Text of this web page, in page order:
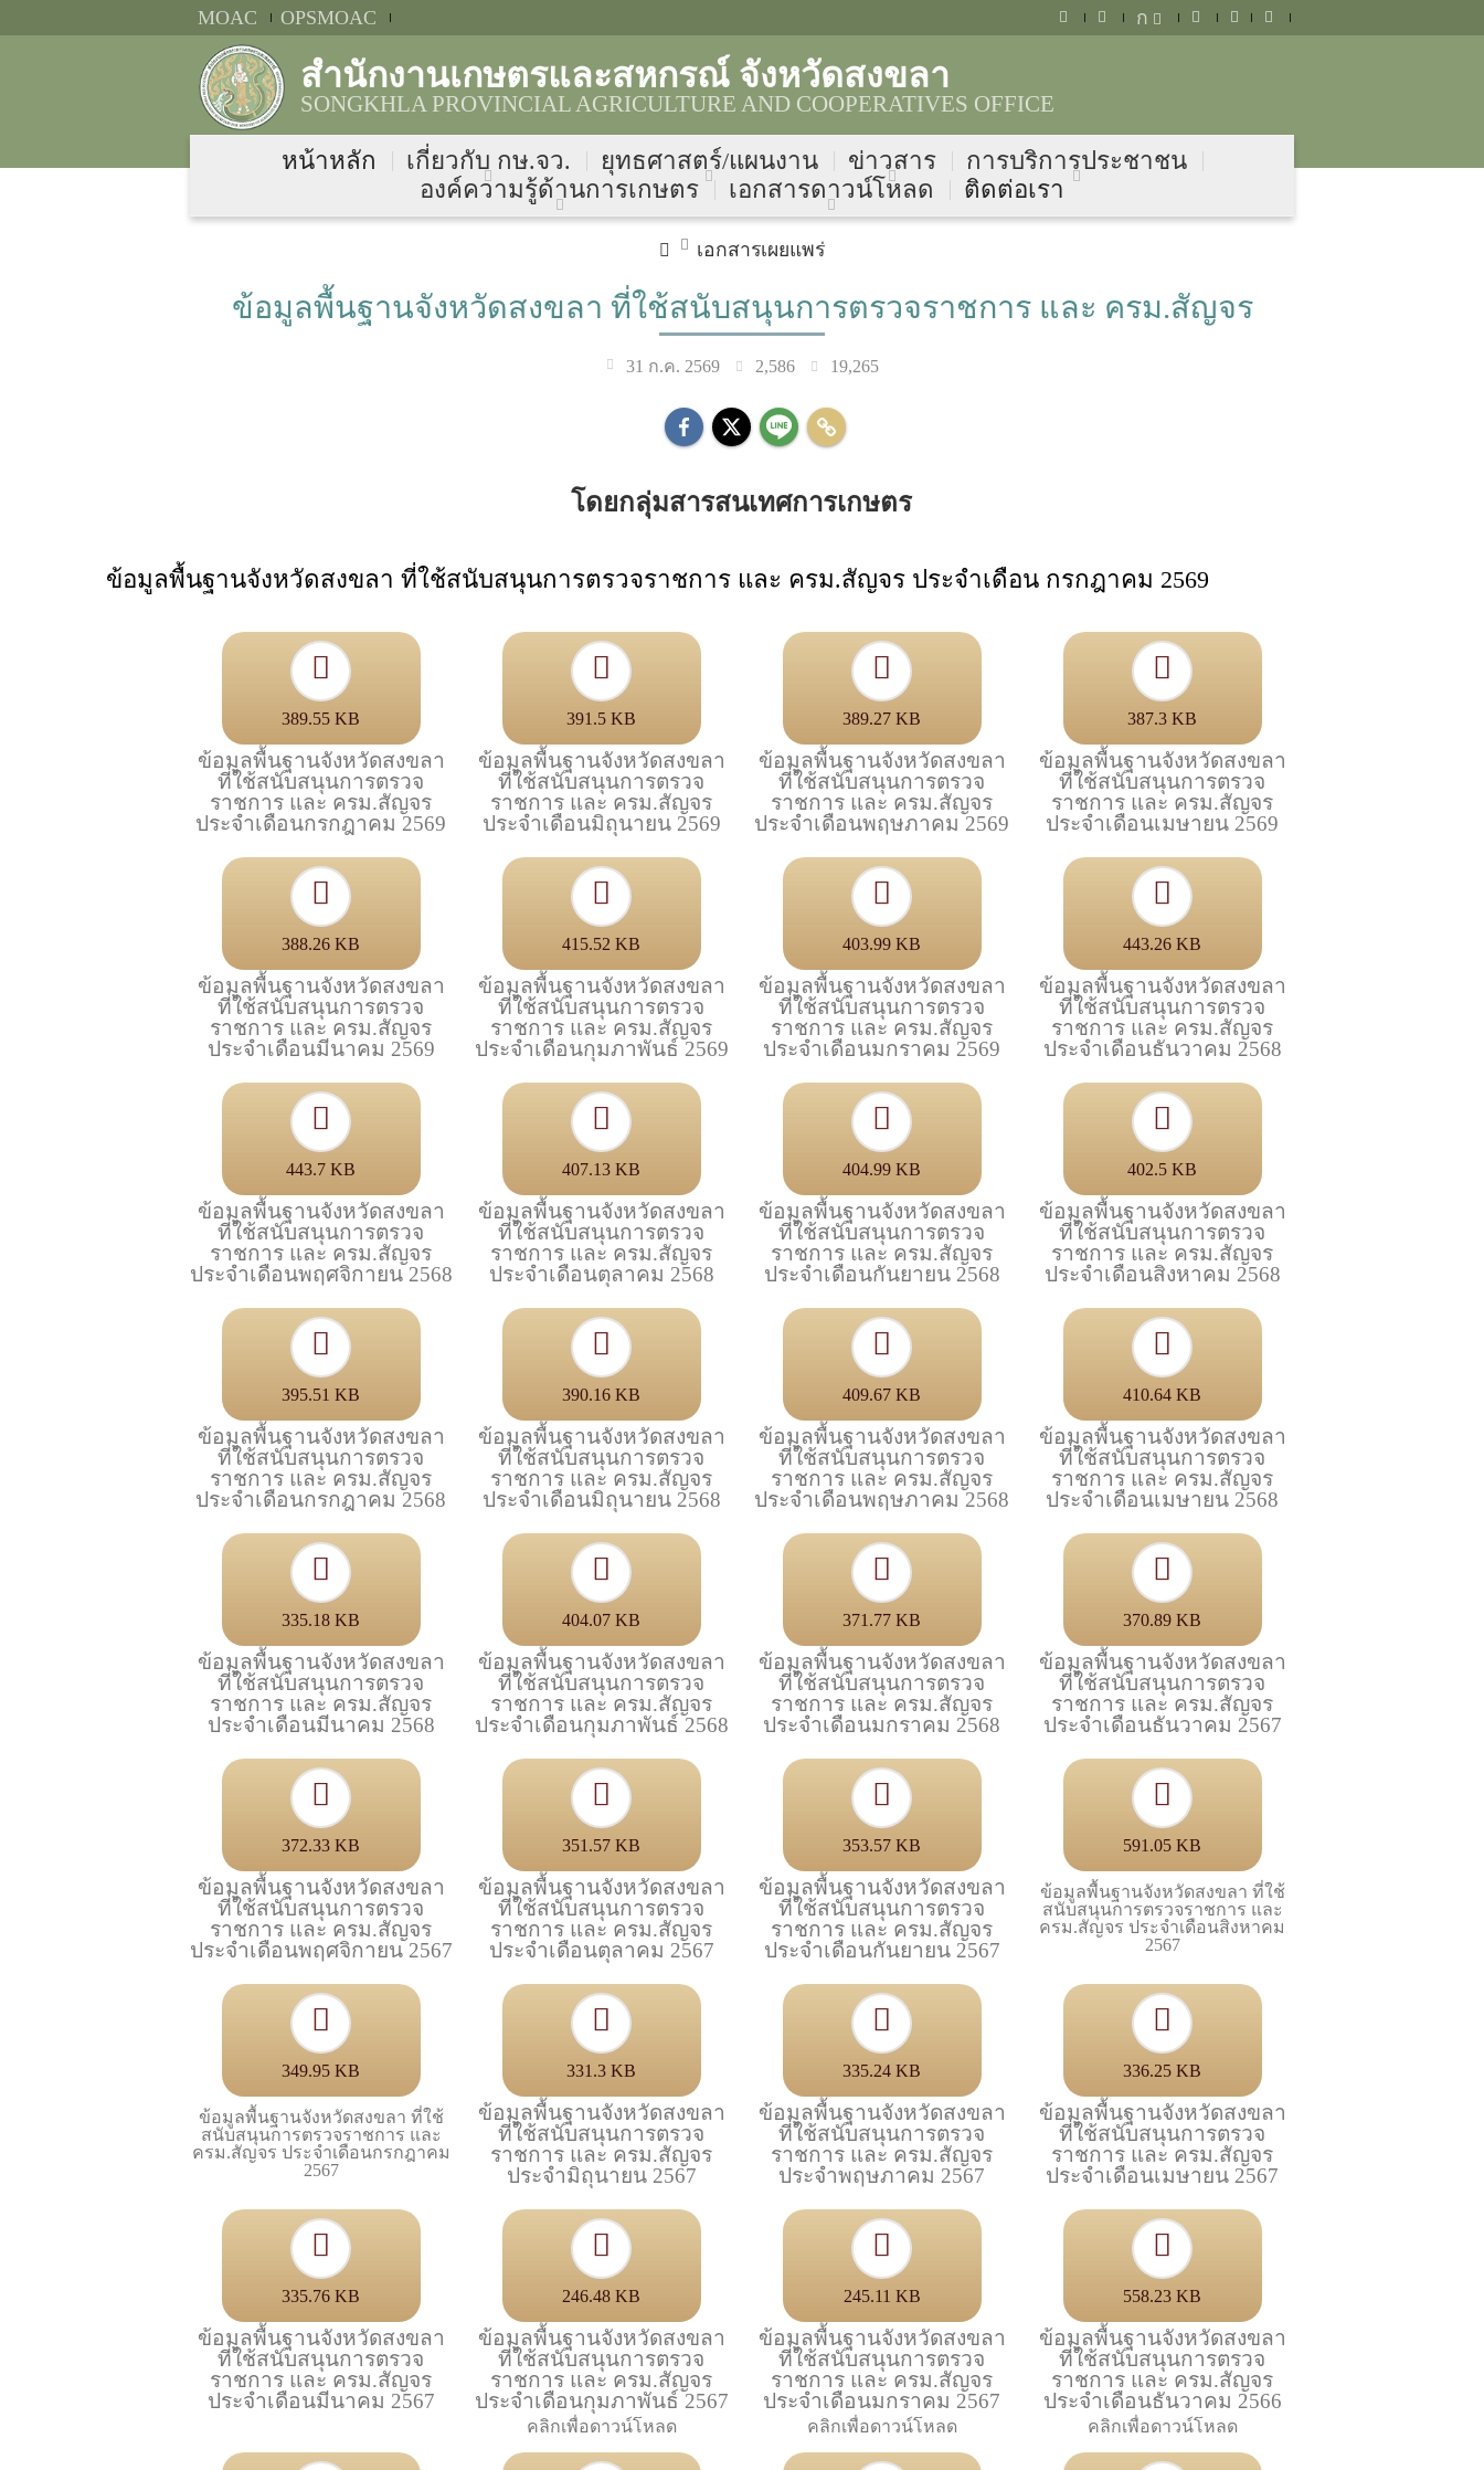
MOAC OPSMOAC ก
สำนักงานเกษตรและสหกรณ์ จังหวัดสงขลา
SONGKHLA PROVINCIAL AGRICULTURE AND COOPERATIVES OFFICE
หน้าหลัก เกี่ยวกับ กษ.จว. ยุทธศาสตร์/แผนงาน ข่าวสาร
การบริการประชาชน
องค์ความรู้ด้านการเกษตร
เอกสารดาวน์โหลด ติดต่อเรา
เอกสารเผยแพร่
ข้อมูลพื้นฐานจังหวัดสงขลา ที่ใช้สนับสนุนการตรวจราชการ และ ครม.สัญจร
31 ก.ค. 2569 2,586 19,265
โดยกลุ่มสารสนเทศการเกษตร
ข้อมูลพื้นฐานจังหวัดสงขลา ที่ใช้สนับสนุนการตรวจราชการ และ ครม.สัญจร ประจำเดือน กรกฎาคม 2569
389.55 KB
ข้อมูลพื้นฐานจังหวัดสงขลา
ที่ใช้สนับสนุนการตรวจ
ราชการ และ ครม.สัญจร
ประจำเดือนกรกฎาคม 2569
391.5 KB
ข้อมูลพื้นฐานจังหวัดสงขลา
ที่ใช้สนับสนุนการตรวจ
ราชการ และ ครม.สัญจร
ประจำเดือนมิถุนายน 2569
389.27 KB
ข้อมูลพื้นฐานจังหวัดสงขลา
ที่ใช้สนับสนุนการตรวจ
ราชการ และ ครม.สัญจร
ประจำเดือนพฤษภาคม 2569
387.3 KB
ข้อมูลพื้นฐานจังหวัดสงขลา
ที่ใช้สนับสนุนการตรวจ
ราชการ และ ครม.สัญจร
ประจำเดือนเมษายน 2569
388.26 KB
ข้อมูลพื้นฐานจังหวัดสงขลา
ที่ใช้สนับสนุนการตรวจ
ราชการ และ ครม.สัญจร
ประจำเดือนมีนาคม 2569
415.52 KB
ข้อมูลพื้นฐานจังหวัดสงขลา
ที่ใช้สนับสนุนการตรวจ
ราชการ และ ครม.สัญจร
ประจำเดือนกุมภาพันธ์ 2569
403.99 KB
ข้อมูลพื้นฐานจังหวัดสงขลา
ที่ใช้สนับสนุนการตรวจ
ราชการ และ ครม.สัญจร
ประจำเดือนมกราคม 2569
443.26 KB
ข้อมูลพื้นฐานจังหวัดสงขลา
ที่ใช้สนับสนุนการตรวจ
ราชการ และ ครม.สัญจร
ประจำเดือนธันวาคม 2568
443.7 KB
ข้อมูลพื้นฐานจังหวัดสงขลา
ที่ใช้สนับสนุนการตรวจ
ราชการ และ ครม.สัญจร
ประจำเดือนพฤศจิกายน 2568
407.13 KB
ข้อมูลพื้นฐานจังหวัดสงขลา
ที่ใช้สนับสนุนการตรวจ
ราชการ และ ครม.สัญจร
ประจำเดือนตุลาคม 2568
404.99 KB
ข้อมูลพื้นฐานจังหวัดสงขลา
ที่ใช้สนับสนุนการตรวจ
ราชการ และ ครม.สัญจร
ประจำเดือนกันยายน 2568
402.5 KB
ข้อมูลพื้นฐานจังหวัดสงขลา
ที่ใช้สนับสนุนการตรวจ
ราชการ และ ครม.สัญจร
ประจำเดือนสิงหาคม 2568
395.51 KB
ข้อมูลพื้นฐานจังหวัดสงขลา
ที่ใช้สนับสนุนการตรวจ
ราชการ และ ครม.สัญจร
ประจำเดือนกรกฎาคม 2568
390.16 KB
ข้อมูลพื้นฐานจังหวัดสงขลา
ที่ใช้สนับสนุนการตรวจ
ราชการ และ ครม.สัญจร
ประจำเดือนมิถุนายน 2568
409.67 KB
ข้อมูลพื้นฐานจังหวัดสงขลา
ที่ใช้สนับสนุนการตรวจ
ราชการ และ ครม.สัญจร
ประจำเดือนพฤษภาคม 2568
410.64 KB
ข้อมูลพื้นฐานจังหวัดสงขลา
ที่ใช้สนับสนุนการตรวจ
ราชการ และ ครม.สัญจร
ประจำเดือนเมษายน 2568
335.18 KB
ข้อมูลพื้นฐานจังหวัดสงขลา
ที่ใช้สนับสนุนการตรวจ
ราชการ และ ครม.สัญจร
ประจำเดือนมีนาคม 2568
404.07 KB
ข้อมูลพื้นฐานจังหวัดสงขลา
ที่ใช้สนับสนุนการตรวจ
ราชการ และ ครม.สัญจร
ประจำเดือนกุมภาพันธ์ 2568
371.77 KB
ข้อมูลพื้นฐานจังหวัดสงขลา
ที่ใช้สนับสนุนการตรวจ
ราชการ และ ครม.สัญจร
ประจำเดือนมกราคม 2568
370.89 KB
ข้อมูลพื้นฐานจังหวัดสงขลา
ที่ใช้สนับสนุนการตรวจ
ราชการ และ ครม.สัญจร
ประจำเดือนธันวาคม 2567
372.33 KB
ข้อมูลพื้นฐานจังหวัดสงขลา
ที่ใช้สนับสนุนการตรวจ
ราชการ และ ครม.สัญจร
ประจำเดือนพฤศจิกายน 2567
351.57 KB
ข้อมูลพื้นฐานจังหวัดสงขลา
ที่ใช้สนับสนุนการตรวจ
ราชการ และ ครม.สัญจร
ประจำเดือนตุลาคม 2567
353.57 KB
ข้อมูลพื้นฐานจังหวัดสงขลา
ที่ใช้สนับสนุนการตรวจ
ราชการ และ ครม.สัญจร
ประจำเดือนกันยายน 2567
591.05 KB
ข้อมูลพื้นฐานจังหวัดสงขลา ที่ใช้
สนับสนุนการตรวจราชการ และ
ครม.สัญจร ประจำเดือนสิงหาคม
2567
349.95 KB
ข้อมูลพื้นฐานจังหวัดสงขลา ที่ใช้
สนับสนุนการตรวจราชการ และ
ครม.สัญจร ประจำเดือนกรกฎาคม
2567
331.3 KB
ข้อมูลพื้นฐานจังหวัดสงขลา
ที่ใช้สนับสนุนการตรวจ
ราชการ และ ครม.สัญจร
ประจำมิถุนายน 2567
335.24 KB
ข้อมูลพื้นฐานจังหวัดสงขลา
ที่ใช้สนับสนุนการตรวจ
ราชการ และ ครม.สัญจร
ประจำพฤษภาคม 2567
336.25 KB
ข้อมูลพื้นฐานจังหวัดสงขลา
ที่ใช้สนับสนุนการตรวจ
ราชการ และ ครม.สัญจร
ประจำเดือนเมษายน 2567
335.76 KB
ข้อมูลพื้นฐานจังหวัดสงขลา
ที่ใช้สนับสนุนการตรวจ
ราชการ และ ครม.สัญจร
ประจำเดือนมีนาคม 2567
246.48 KB
ข้อมูลพื้นฐานจังหวัดสงขลา
ที่ใช้สนับสนุนการตรวจ
ราชการ และ ครม.สัญจร
ประจำเดือนกุมภาพันธ์ 2567
คลิกเพื่อดาวน์โหลด
245.11 KB
ข้อมูลพื้นฐานจังหวัดสงขลา
ที่ใช้สนับสนุนการตรวจ
ราชการ และ ครม.สัญจร
ประจำเดือนมกราคม 2567
คลิกเพื่อดาวน์โหลด
558.23 KB
ข้อมูลพื้นฐานจังหวัดสงขลา
ที่ใช้สนับสนุนการตรวจ
ราชการ และ ครม.สัญจร
ประจำเดือนธันวาคม 2566
คลิกเพื่อดาวน์โหลด